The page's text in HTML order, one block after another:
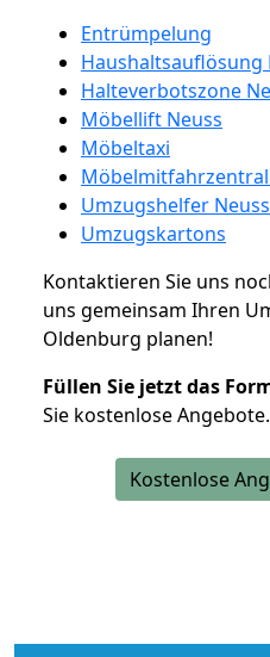
Entrümpelung
Haushaltsauflösung
Halteverbotszone
Möbellift Neuss
Möbeltaxi
Umzugshelfer Neuss
Umzugskartons
Kontaktieren Sie uns
uns gemeinsam Ihren
Oldenburg planen!
Füllen Sie jetzt das
Sie kostenlose Angebote.
Kostenlose